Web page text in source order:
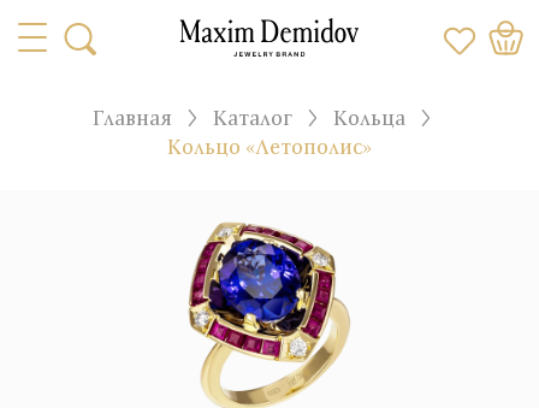
Главная Каталог
Кольца
Кольцо «Летополис»